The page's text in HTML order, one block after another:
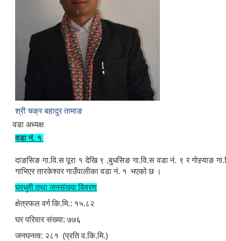
श्री चक्र बहादुर तामाङ
वडा अध्यक्ष
वडा नं. १
दाङसिङ गा.वि.स पूरा १ देखि ९ ,बुधसिङ गा.वि.स वडा नं. ९ र गोस्र्याङ
गाभिएर तारकेश्वर गाउँपालीका वडा नं. १ भएको छ ।
घरधुरी तथा जनसंख्या विवरण
क्षेत्रफल वर्ग कि.मि.: १५.८२
घर परिवार संख्या: ७७६
जनघनत्व: २८१ (प्रति व.कि.मि.)